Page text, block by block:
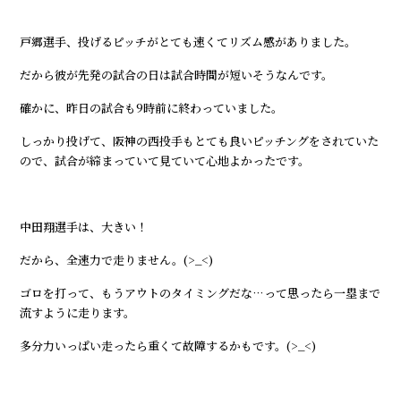
戸郷選手、投げるピッチがとても速くてリズム感がありました。
だから彼が先発の試合の日は試合時間が短いそうなんです。
確かに、昨日の試合も9時前に終わっていました。
しっかり投げて、阪神の西投手もとても良いピッチングをされていた
ので、試合が締まっていて見ていて心地よかったです。
中田翔選手は、大きい！
だから、全速力で走りません。(>_<)
ゴロを打って、もうアウトのタイミングだな…って思ったら一塁まで
流すように走ります。
多分力いっぱい走ったら重くて故障するかもです。(>_<)